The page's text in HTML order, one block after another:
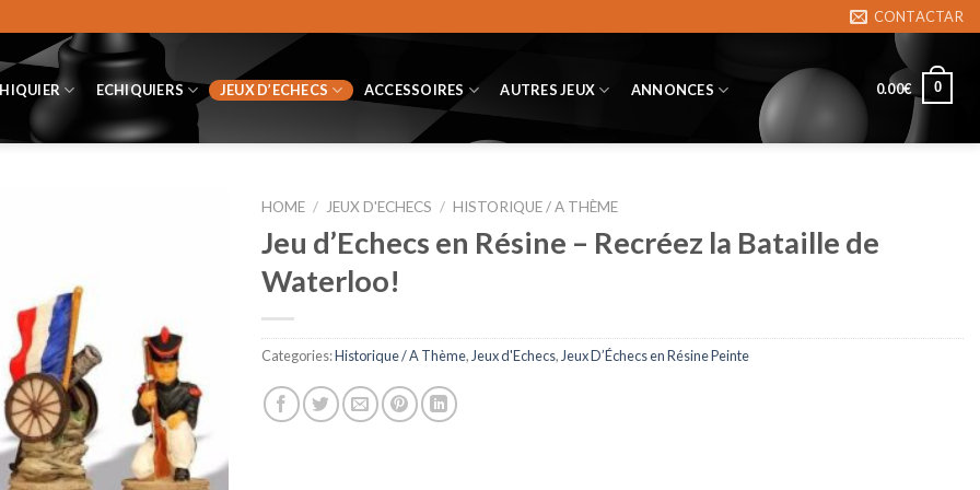
CONTACTAR
ECHIQUIERS JEUX D’ECHECS ACCESSOIRES AUTRES JEUX ANNONCES 0.00€ 0
HOME / JEUX D'ECHECS / HISTORIQUE / A THÈME
Jeu d’Echecs en Résine – Recréez la Bataille de
Waterloo!
Categories:Historique / A Thème, Jeux d'Echecs, Jeux D’Échecs en Résine Peinte